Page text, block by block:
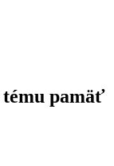
pamäť